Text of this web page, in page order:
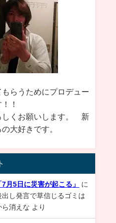
らうためにプロデュー
！
くお願いします。 新
大好きです。
7月5日に災害が起こる」
に
し発言で草信じるゴミは
ら消えな より